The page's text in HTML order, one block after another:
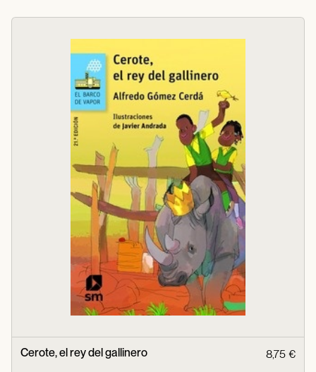
Cerote, el rey del gallinero 8,75 €